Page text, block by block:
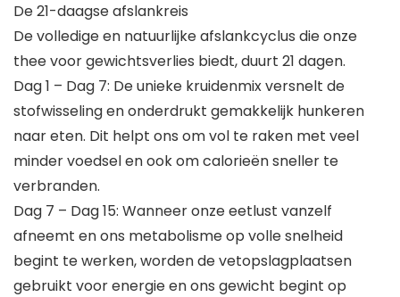
De 21-daagse afslankreis
De volledige en natuurlijke afslankcyclus die onze
thee voor gewichtsverlies biedt, duurt 21 dagen.
Dag 1 – Dag 7: De unieke kruidenmix versnelt de
stofwisseling en onderdrukt gemakkelijk hunkeren
naar eten. Dit helpt ons om vol te raken met veel
minder voedsel en ook om calorieën sneller te
verbranden.
Dag 7 – Dag 15: Wanneer onze eetlust vanzelf
afneemt en ons metabolisme op volle snelheid
begint te werken, worden de vetopslagplaatsen
gebruikt voor energie en ons gewicht begint op